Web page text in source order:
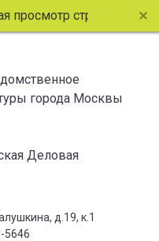
страниц сайта,
города Москвы
Деловая
д.19, к.1
5646